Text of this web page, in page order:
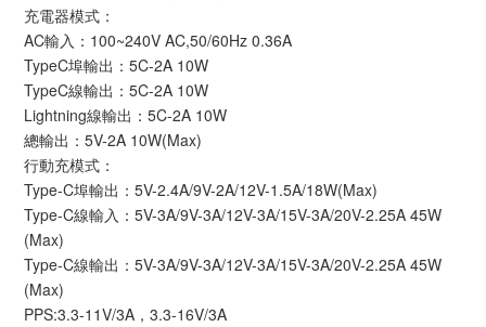
充電器模式：
AC輸入：100~240V AC,50/60Hz 0.36A
TypeC埠輸出：5C-2A 10W
TypeC線輸出：5C-2A 10W
Lightning線輸出：5C-2A 10W
總輸出：5V-2A 10W(Max)
行動充模式：
Type-C埠輸出：5V-2.4A/9V-2A/12V-1.5A/18W(Max)
Type-C線輸入：5V-3A/9V-3A/12V-3A/15V-3A/20V-2.25A 45W
(Max)
Type-C線輸出：5V-3A/9V-3A/12V-3A/15V-3A/20V-2.25A 45W
(Max)
PPS:3.3-11V/3A，3.3-16V/3A